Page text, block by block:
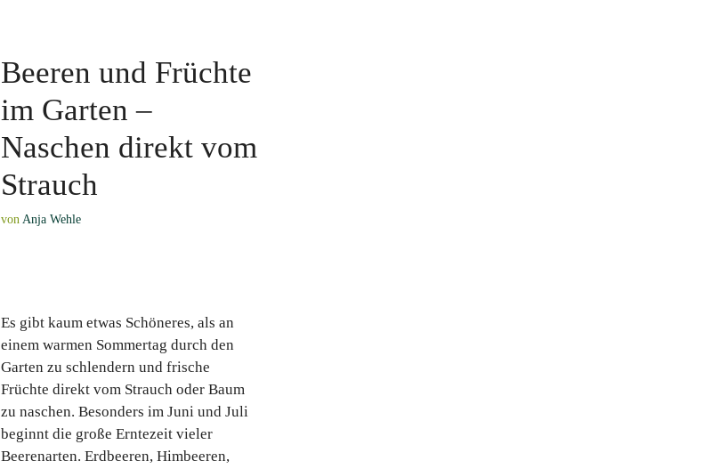
Beeren und Früchte
im Garten –
Naschen direkt vom
Strauch
vonAnja Wehle
Es gibt kaum etwas Schöneres, als an
einem warmen Sommertag durch den
Garten zu schlendern und frische
Früchte direkt vom Strauch oder Baum
zu naschen. Besonders im Juni und Juli
beginnt die große Erntezeit vieler
Beerenarten. Erdbeeren, Himbeeren,